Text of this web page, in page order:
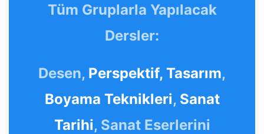
Tüm Gruplarla Yapılacak
Dersler:
Desen, Perspektif, Tasarım,
Boyama Teknikleri, Sanat
Tarihi, Sanat Eserlerini